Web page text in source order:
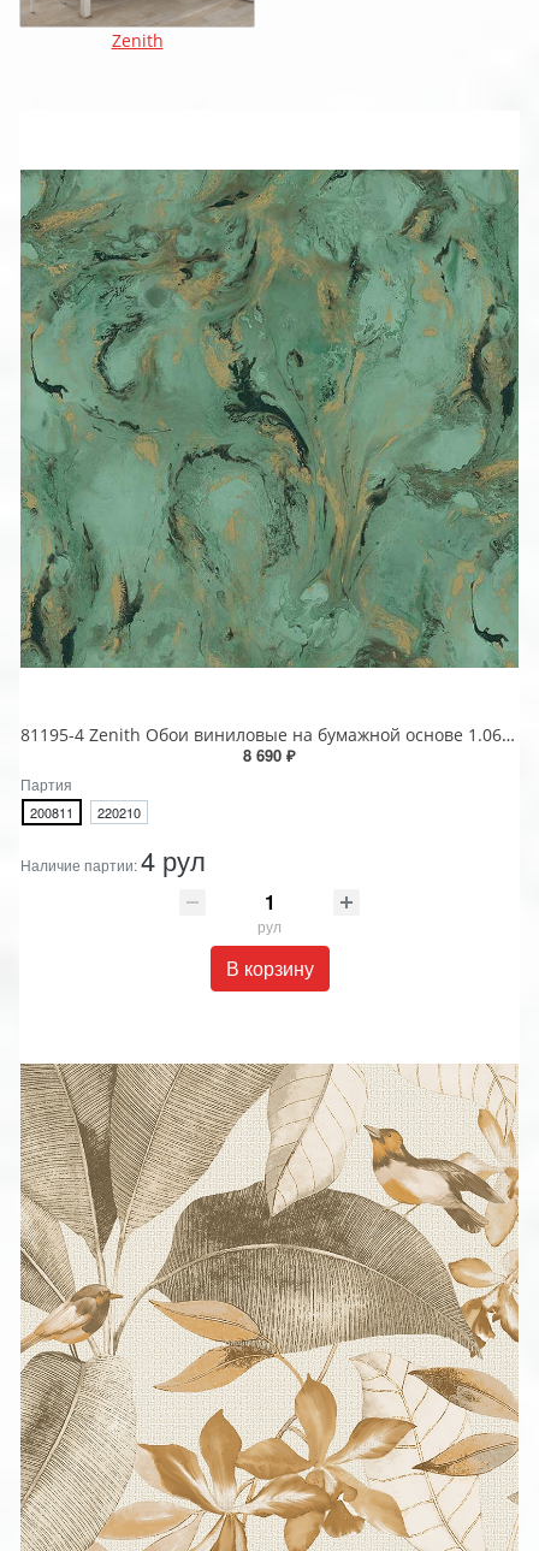
Zenith
81195-4 Zenith Обои виниловые на бумажной основе 1.06*15.5
8 690 ₽
Партия
200811 220210
Наличие партии:4 рул
рул
В корзину